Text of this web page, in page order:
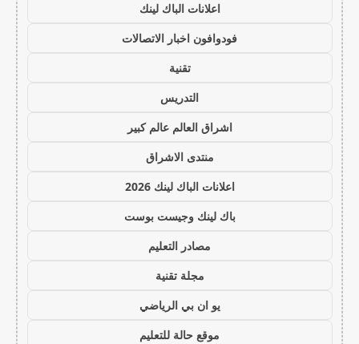
اعلانات الباك لينك
فودوافون اخبار الاتصالات
تقنية
التدريس
اشراق العالم عالم كبير
منتدى الاشراق
اعلانات الباك لينك 2026
باك لينك وجيست بوست
مصادر التعليم
مجلة تقنية
يو ان بي الرياضي
موقع حالة للتعليم